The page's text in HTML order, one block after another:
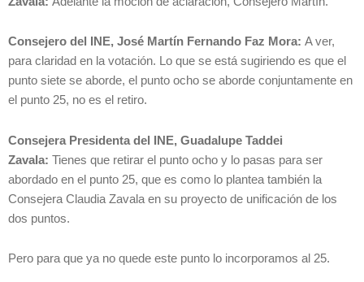
Consejero del INE, José Martín Fernando Faz Mora: A ver,
para claridad en la votación. Lo que se está sugiriendo es que el
punto siete se aborde, el punto ocho se aborde conjuntamente en
el punto 25, no es el retiro.
Consejera Presidenta del INE, Guadalupe Taddei
Zavala: Tienes que retirar el punto ocho y lo pasas para ser
abordado en el punto 25, que es como lo plantea también la
Consejera Claudia Zavala en su proyecto de unificación de los
dos puntos.
Pero para que ya no quede este punto lo incorporamos al 25.